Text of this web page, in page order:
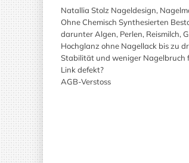
Natallia Stolz Nageldesign,
Ohne Chemisch Synthesierten
darunter Algen, Perlen, Reismilch,
Hochglanz ohne Nagellack bis zu
Stabilität und weniger Nagelbruch
Link defekt?
AGB-Verstoss